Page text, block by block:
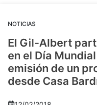
NOTICIAS
El Gil-Albert
en el Día
emisión de un
desde Casa